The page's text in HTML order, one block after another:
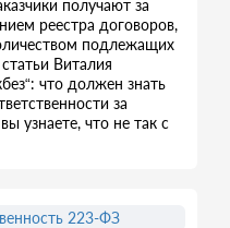
получают за
реестра договоров,
подлежащих
Виталия
что должен знать
за
узнаете, что не так с
223-ФЗ